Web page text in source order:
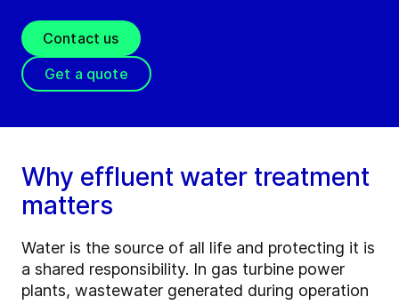
Contact us
Get a quote
Why effluent water treatment
matters
Water is the source of all life and protecting it is
a shared responsibility. In gas turbine power
plants, wastewater generated during operation